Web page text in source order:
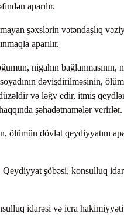
aparılır.
şəxslərin vətəndaşlıq
aparılır.
nigahın bağlanmasının,
dəyişdirilməsinin,
və ləğv edir, itmiş
şəhadətnamələr verirlər.
ölümün dövlət qeydiyyatını
Qeydiyyat şöbəsi, konsulluq
idarəsi və icra